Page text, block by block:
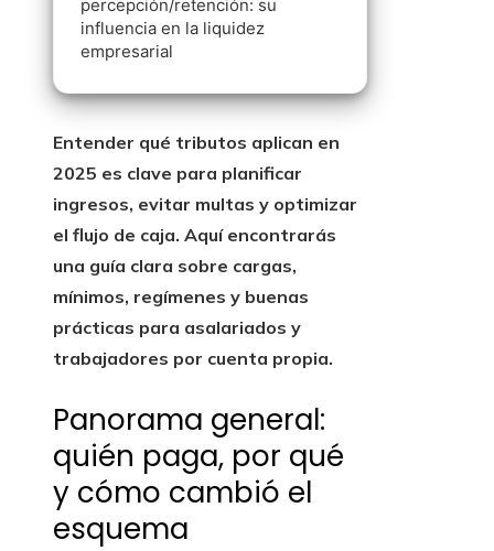
percepción/retención: su
influencia en la liquidez
empresarial
Entender qué tributos aplican en
2025 es clave para planificar
ingresos, evitar multas y optimizar
el flujo de caja. Aquí encontrarás
una guía clara sobre cargas,
mínimos, regímenes y buenas
prácticas para asalariados y
trabajadores por cuenta propia.
Panorama general:
quién paga, por qué
y cómo cambió el
esquema